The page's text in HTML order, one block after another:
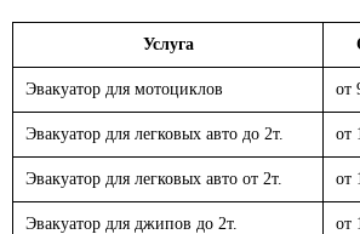
Услуга
Эвакуатор для мотоциклов от
Эвакуатор для легковых авто до 2т. от
Эвакуатор для легковых авто от 2т. от
Эвакуатор для джипов до 2т. от